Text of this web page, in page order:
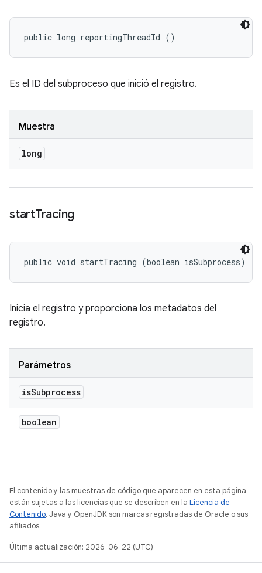
public long reportingThreadId ()
Es el ID del subproceso que inició el registro.
Muestra
long
startTracing
public void startTracing (boolean isSubprocess)
Inicia el registro y proporciona los metadatos del
registro.
Parámetros
isSubprocess
boolean
El contenido y las muestras de código que aparecen en esta página
están sujetas a las licencias que se describen en la Licencia de
Contenido. Java y OpenJDK son marcas registradas de Oracle o sus
afiliados.
Última actualización: 2026-06-22 (UTC)